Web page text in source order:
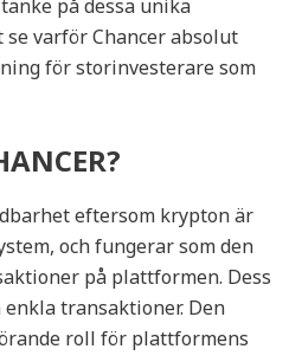
på dessa unika
varför Chancer absolut
för storinvesterare som
eftersom krypton är
och fungerar som den
på plattformen. Dess
transaktioner. Den
roll för plattformens